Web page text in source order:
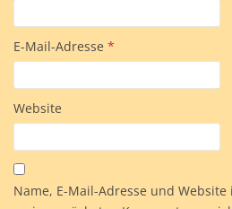
E-Mail-Adresse *
Website
Name, E-Mail-Adresse und